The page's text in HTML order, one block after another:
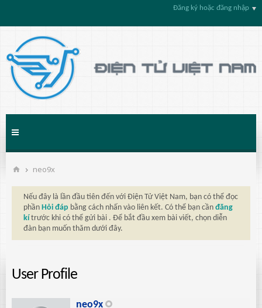
Đăng ký hoặc đăng nhập
neo9x
Nếu đây là lần đầu tiên đến với Điện Tử Việt Nam, bạn có thể đọc
phần Hỏi đáp bằng cách nhấn vào liên kết. Có thể bạn cần đăng
kí trước khi có thể gửi bài . Để bắt đầu xem bài viết, chọn diễn
đàn bạn muốn thăm dưới đây.
User Profile
neo9x